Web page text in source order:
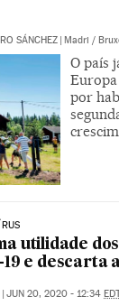
SÁNCHEZ | Madri /
O país
por
utilidade
e descarta
| JUN 20, 2020 - 12:34